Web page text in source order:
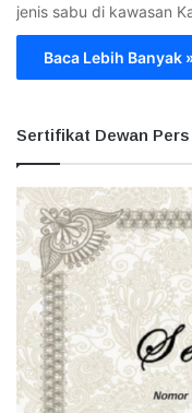
jenis sabu di kawasan
Baca Lebih Banyak
Sertifikat Dewan Pers